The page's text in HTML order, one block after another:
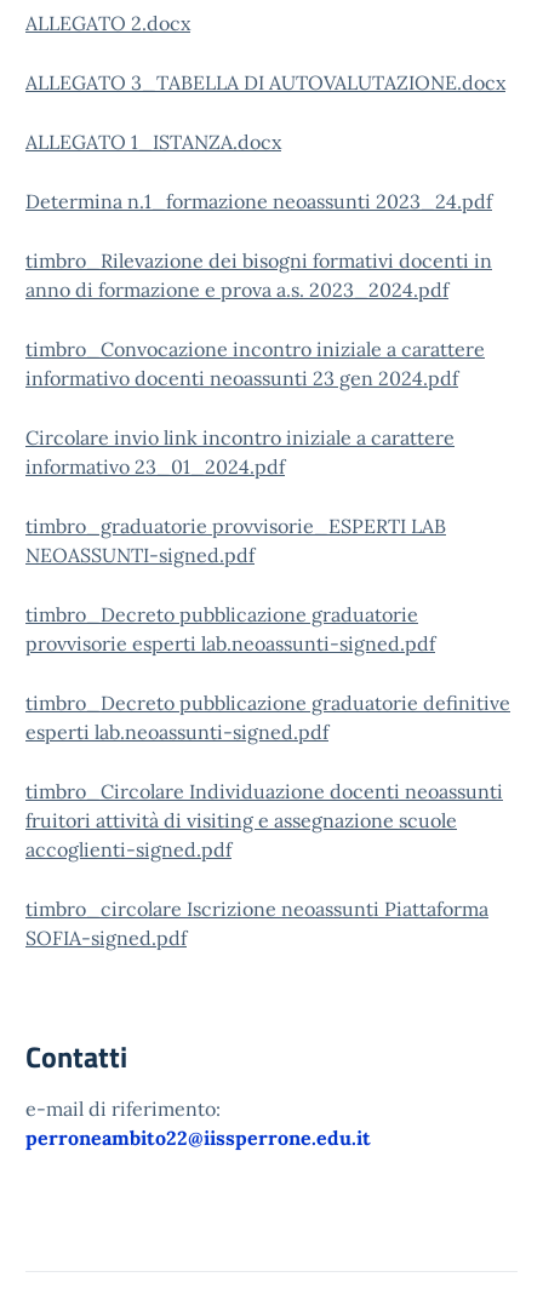
ALLEGATO 2.docx
ALLEGATO 3_TABELLA DI AUTOVALUTAZIONE.docx
ALLEGATO 1_ISTANZA.docx
Determina n.1_formazione neoassunti 2023_24.pdf
timbro_Rilevazione dei bisogni formativi docenti in
anno di formazione e prova a.s. 2023_2024.pdf
timbro_Convocazione incontro iniziale a carattere
informativo docenti neoassunti 23 gen 2024.pdf
Circolare invio link incontro iniziale a carattere
informativo 23_01_2024.pdf
timbro_graduatorie provvisorie_ESPERTI LAB
NEOASSUNTI-signed.pdf
timbro_Decreto pubblicazione graduatorie
provvisorie esperti lab.neoassunti-signed.pdf
timbro_Decreto pubblicazione graduatorie definitive
esperti lab.neoassunti-signed.pdf
timbro_Circolare Individuazione docenti neoassunti
fruitori attività di visiting e assegnazione scuole
accoglienti-signed.pdf
timbro_circolare Iscrizione neoassunti Piattaforma
SOFIA-signed.pdf
Contatti
e-mail di riferimento:
perroneambito22@iissperrone.edu.it